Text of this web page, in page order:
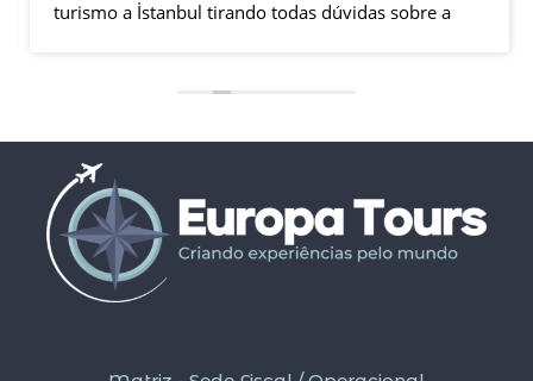
turismo a İstanbul tirando todas dúvidas sobre a
ficaram em SP trabalhando. A associação dessa
LÍDER, garantiu o sucesso da viagem que foi, lá, em
grupo formado por brasileiros e com guia Turco, Sr
Ali Faik, falando um português impecável e foi
muito disponível e atencioso. Os transfers, foram
4, todos em vans novas e os trajetos em ônibus
com pilotos tranquilos dirigindo com segurança
pelas boas estradas da Turquia. Os hotéis: Armada